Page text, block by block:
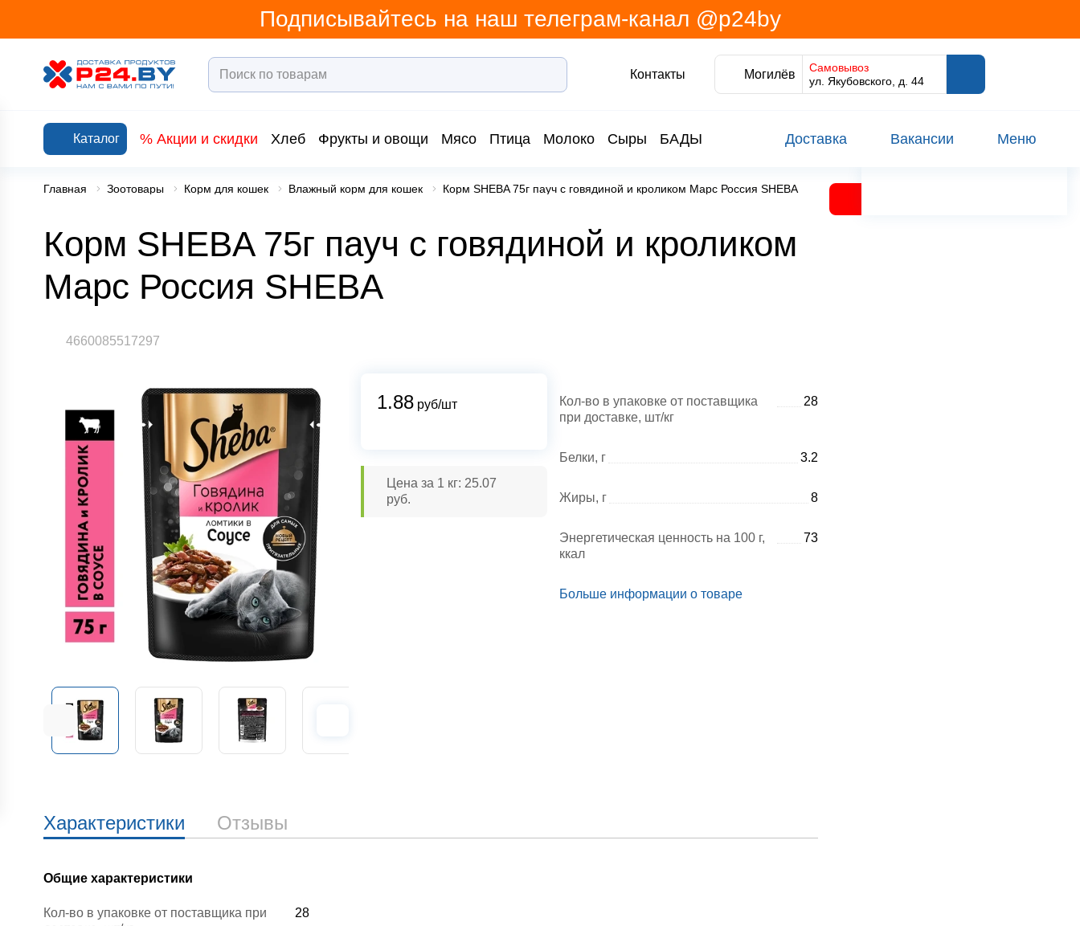
Подписывайтесь на наш телеграм-канал @p24by
Контакты Могилёв
Самовывоз
ул. Якубовского, д. 44
Каталог % Акции и скидки Хлеб Фрукты и овощи Мясо Птица Молоко Сыры БАДЫ Доставка Вакансии Меню
Главная Зоотовары Корм для кошек Влажный корм для кошек Корм SHEBA 75г пауч с говядиной и кроликом Марс Россия SHEBA
Корм SHEBA 75г пауч с говядиной и кроликом
Марс Россия SHEBA
4660085517297
1.88 руб/шт
Цена за 1 кг: 25.07
руб.
Характеристики Отзывы
Общие характеристики
Кол-во в упаковке от поставщика при
28
Кол-во в упаковке от поставщика
при доставке, шт/кг
28
Белки, г 3.2
Жиры, г 8
Энергетическая ценность на 100 г,
ккал
73
Больше информации о товаре